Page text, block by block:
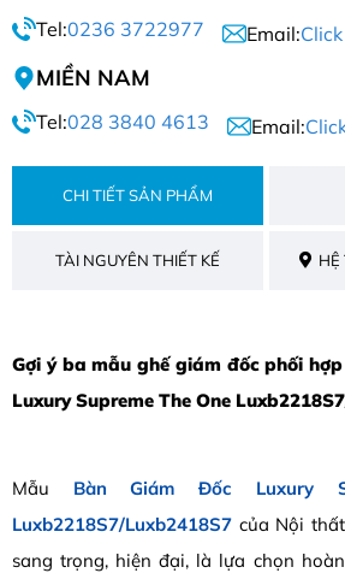
Tel:0236 3722977 Email:
MIỀN NAM
Tel:028 3840 4613 Email:
CHI TIẾT SẢN PHẨM
TÀI NGUYÊN THIẾT KẾ HỆ
Gợi ý ba mẫu ghế giám đốc phối
Luxury Supreme The One
Mẫu Bàn Giám Đốc Luxury
Luxb2218S7/Luxb2418S7 của Nội
sang trọng, hiện đại, là lựa chọn